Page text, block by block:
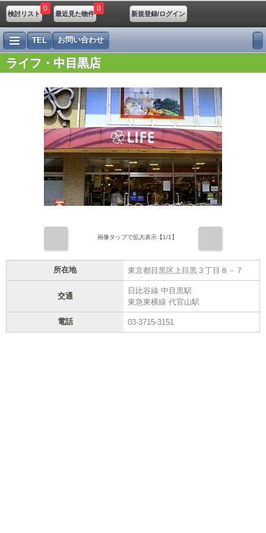
検討リスト
0
最近見た物件
0
新規登録/ログイン
TEL お問い合わせ
ライフ・中目黒店
画像タップで拡大表示【1/1】
所在地 東京都目黒区上目黒３丁目８－７
交通
日比谷線 中目黒駅
東急東横線 代官山駅
電話 03-3715-3151